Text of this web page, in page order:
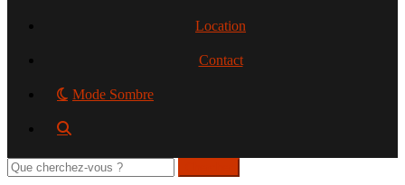
Location
Contact
Mode Sombre
Rechercher
sur